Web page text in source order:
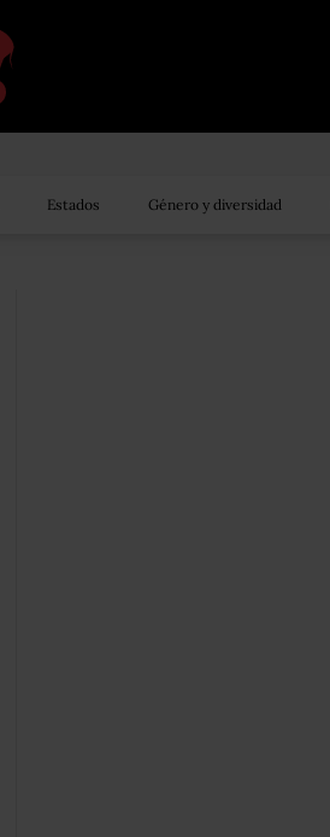
Estados Género y diversidad